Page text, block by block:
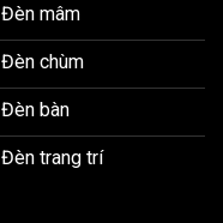
Đèn mâm
Đèn chùm
Đèn bàn
Đèn trang trí